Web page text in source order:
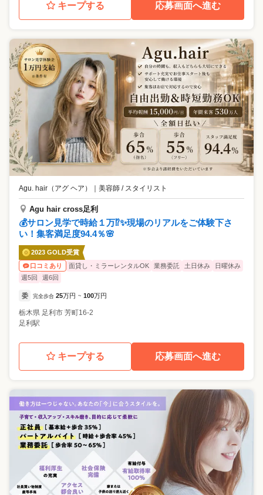
キープする 応募画面へ進む
Agu. hair（アグ ヘア） 美容師 / スタイリスト
Agu hair cross足利
💰サロン見学で時給１万⁉✨現場のリアルをご体験下さ
い！集客満足度94.4％🌸
2023 GOLD受賞
口コミあり
面貸し・ミラーレンタルOK 業務委託 土日休み
日曜休み
週5回
週6回
委 完全歩合 25万円 ~ 100万円
栃木県 足利市 芳町16-2
足利駅
キープする 応募画面へ進む